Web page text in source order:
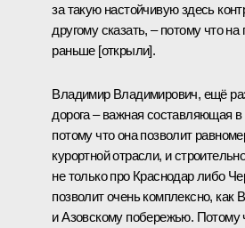
за такую настойчивую здесь
другому сказать, – потому что
раньше [открыли].
Владимир Владимирович, ещё
дорога – важная составляющая в
потому что она позволит
курортной отрасли, и
не только про Краснодар либо
позволит очень комплексно, как
и Азовскому побережью. Потому